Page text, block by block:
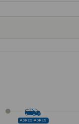
ADRES-ADRES